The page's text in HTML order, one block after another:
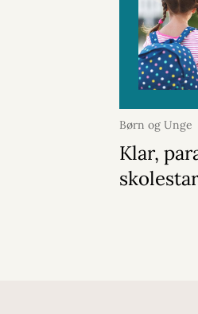
Børn og Unge
2026
Klar,